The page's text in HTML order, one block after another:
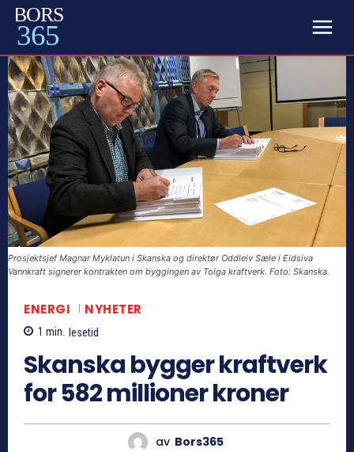
BORS
365
Prosjektsjef Magnar Myklatun i Skanska og direktør Oddleiv Sæle i Eidsiva
Vannkraft signerer kontrakten om byggingen av Tolga kraftverk. Foto: Skanska.
ENERGI NYHETER
1 min. lesetid
Skanska bygger kraftverk
for 582 millioner kroner
av Bors365